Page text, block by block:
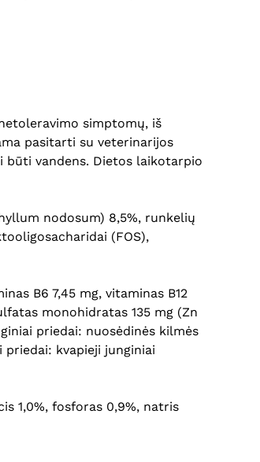
nėra produktų.
simptomų, iš
pasitarti su veterinarijos
būti vandens. Dietos laikotarpio
nodosum) 8,5%, runkelių
(FOS),
B6 7,45 mg, vitaminas B12
monohidratas 135 mg (Zn
priedai: nuosėdinės kilmės
kvapieji junginiai
1,0%, fosforas 0,9%, natris